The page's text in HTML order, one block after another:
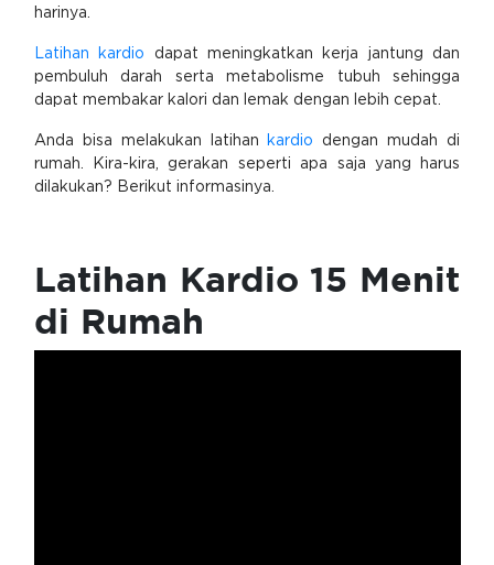
harinya.
Latihan kardio dapat meningkatkan kerja jantung dan
pembuluh darah serta metabolisme tubuh sehingga
dapat membakar kalori dan lemak dengan lebih cepat.
Anda bisa melakukan latihan kardio
dengan mudah di
rumah. Kira-kira, gerakan seperti apa saja yang harus
dilakukan? Berikut informasinya.
Latihan Kardio 15 Menit
di Rumah